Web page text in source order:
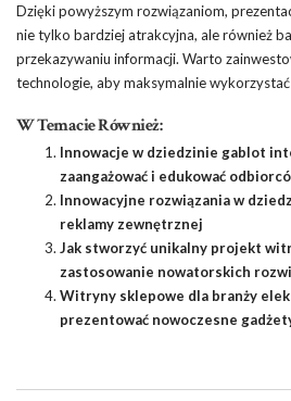
Dzięki powyższym rozwiązaniom,
nie tylko bardziej atrakcyjna, ale również
przekazywaniu informacji. Warto
technologie, aby maksymalnie
W Temacie Również:
Innowacje w dziedzinie gablot
zaangażować i edukować
Innowacyjne rozwiązania w
reklamy zewnętrznej
Jak stworzyć unikalny projekt
zastosowanie nowatorskich
Witryny sklepowe dla branży
prezentować nowoczesne